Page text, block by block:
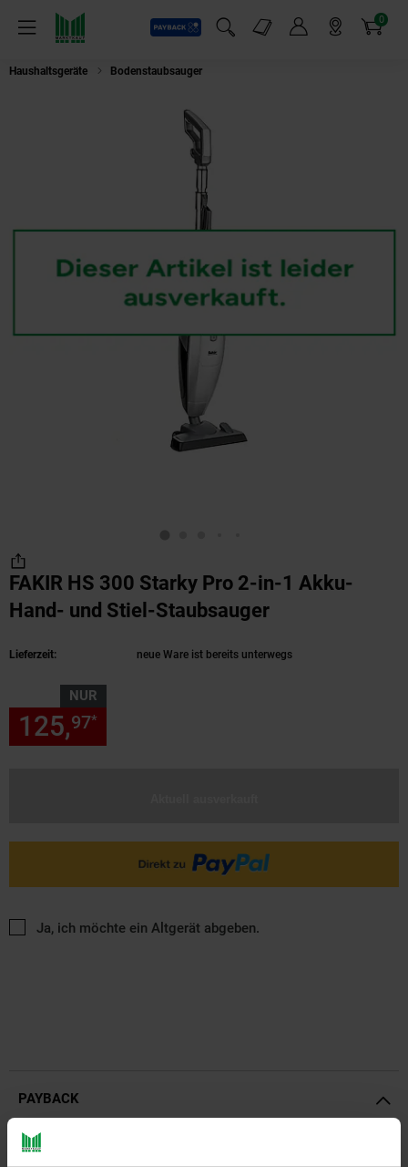
Menü
Payback
Suchfeld einblenden
Markt-Angebote 0
Artikel
Haushaltsgeräte Bodenstaubsauger
FAKIR HS 300 Starky Pro 2-in-1 Akku-
Hand- und Stiel-Staubsauger
Lieferzeit: neue Ware ist bereits unterwegs
NUR
125,97*
Ja, ich möchte ein Altgerät abgeben.
PAYBACK